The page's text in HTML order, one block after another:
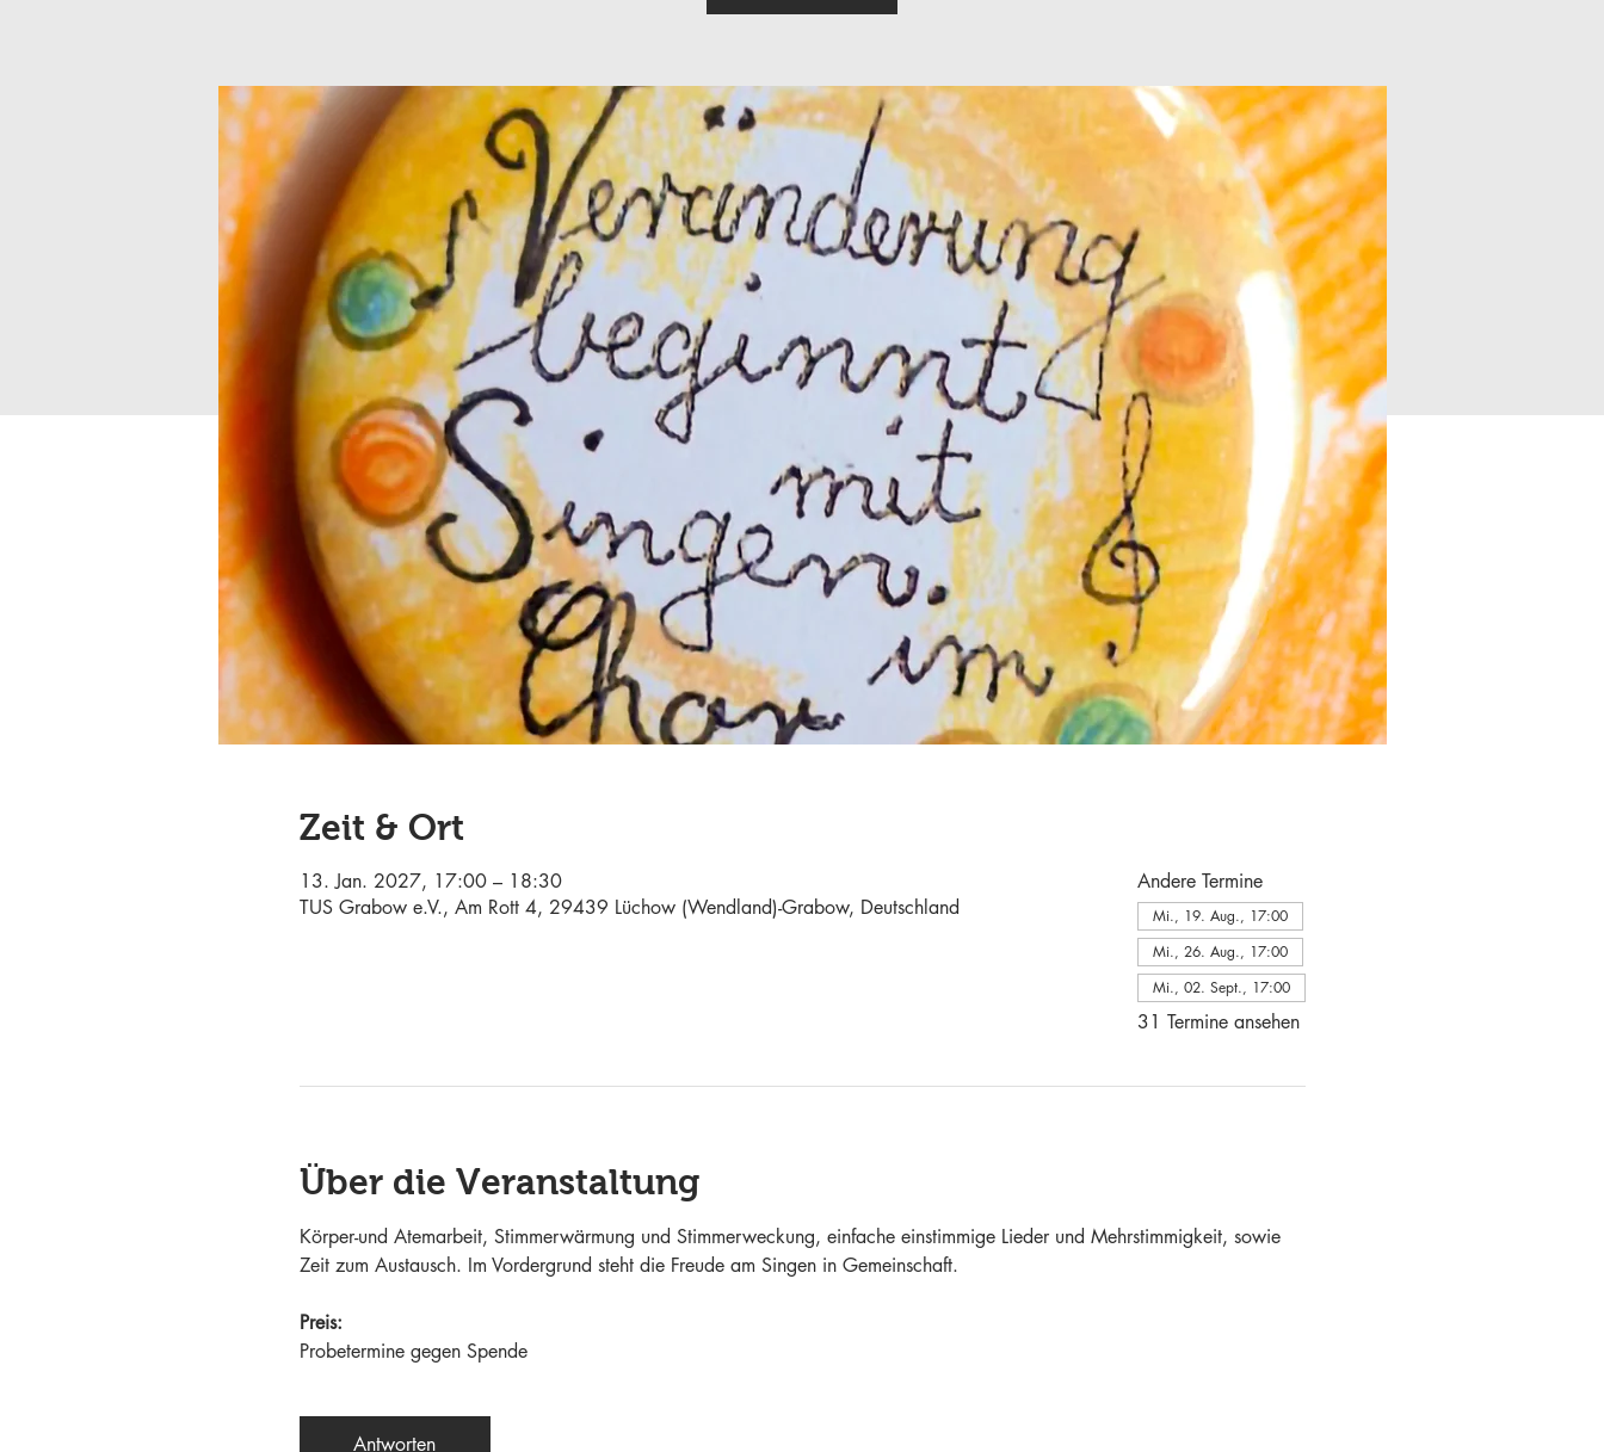
Zeit & Ort
13. Jan. 2027, 17:00 – 18:30
TUS Grabow e.V., Am Rott 4, 29439 Lüchow (Wendland)-Grabow, Deutschland
Andere Termine
Mi., 19. Aug., 17:00
Mi., 26. Aug., 17:00
Mi., 02. Sept., 17:00
31 Termine ansehen
Über die Veranstaltung
Körper-und Atemarbeit, Stimmerwärmung und Stimmerweckung, einfache einstimmige Lieder und Mehrstimmigkeit, sowie
Zeit zum Austausch. Im Vordergrund steht die Freude am Singen in Gemeinschaft.
Preis:
Probetermine gegen Spende
Antworten